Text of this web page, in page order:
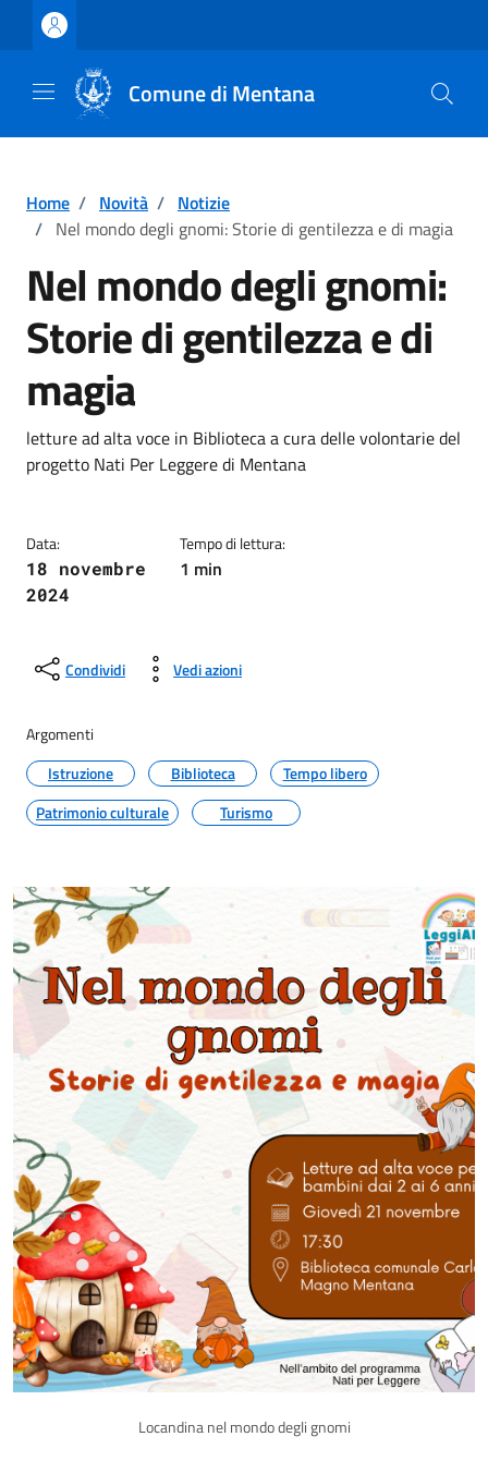
Vai ai contenuti
Vai al footer
Comune di Mentana
Home / Novità / Notizie
/ Nel mondo degli gnomi: Storie di gentilezza e di magia
Nel mondo degli gnomi:
Storie di gentilezza e di
magia
Dettagli della notizia
letture ad alta voce in Biblioteca a cura delle volontarie del
progetto Nati Per Leggere di Mentana
Data:
18 novembre
2024
Tempo di lettura:
1 min
Condividi Vedi azioni
Argomenti
Istruzione
Biblioteca
Tempo libero
Patrimonio culturale
Turismo
Locandina nel mondo degli gnomi